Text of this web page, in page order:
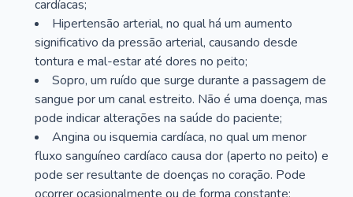
cardíacas;
Hipertensão arterial, no qual há um aumento
significativo da pressão arterial, causando desde
tontura e mal-estar até dores no peito;
Sopro, um ruído que surge durante a passagem de
sangue por um canal estreito. Não é uma doença, mas
pode indicar alterações na saúde do paciente;
Angina ou isquemia cardíaca, no qual um menor
fluxo sanguíneo cardíaco causa dor (aperto no peito) e
pode ser resultante de doenças no coração. Pode